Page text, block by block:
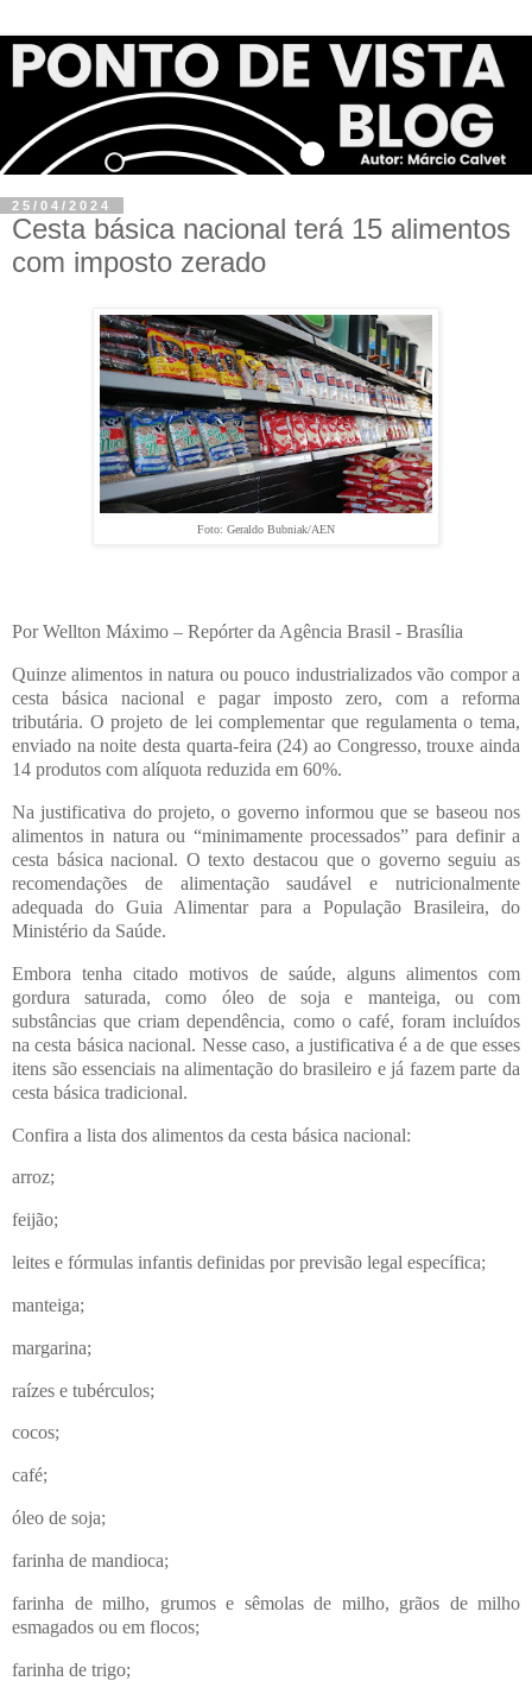
25/04/2024
Cesta básica nacional terá 15 alimentos
com imposto zerado
Foto: Geraldo Bubniak/AEN
Por Wellton Máximo – Repórter da Agência Brasil - Brasília
Quinze alimentos in natura ou pouco industrializados vão compor a
cesta básica nacional e pagar imposto zero, com a reforma
tributária. O projeto de lei complementar que regulamenta o tema,
enviado na noite desta quarta-feira (24) ao Congresso, trouxe ainda
14 produtos com alíquota reduzida em 60%.
Na justificativa do projeto, o governo informou que se baseou nos
alimentos in natura ou “minimamente processados” para definir a
cesta básica nacional. O texto destacou que o governo seguiu as
recomendações de alimentação saudável e nutricionalmente
adequada do Guia Alimentar para a População Brasileira, do
Ministério da Saúde.
Embora tenha citado motivos de saúde, alguns alimentos com
gordura saturada, como óleo de soja e manteiga, ou com
substâncias que criam dependência, como o café, foram incluídos
na cesta básica nacional. Nesse caso, a justificativa é a de que esses
itens são essenciais na alimentação do brasileiro e já fazem parte da
cesta básica tradicional.
Confira a lista dos alimentos da cesta básica nacional:
arroz;
feijão;
leites e fórmulas infantis definidas por previsão legal específica;
manteiga;
margarina;
raízes e tubérculos;
cocos;
café;
óleo de soja;
farinha de mandioca;
farinha de milho, grumos e sêmolas de milho, grãos de milho
esmagados ou em flocos;
farinha de trigo;